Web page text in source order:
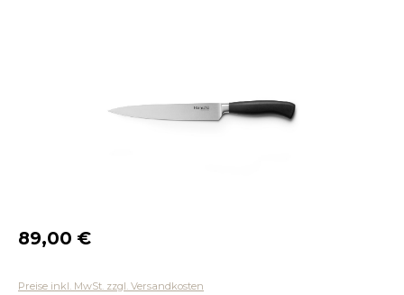
Regulärer Preis:
89,00 €
Preise inkl. MwSt. zzgl. Versandkosten